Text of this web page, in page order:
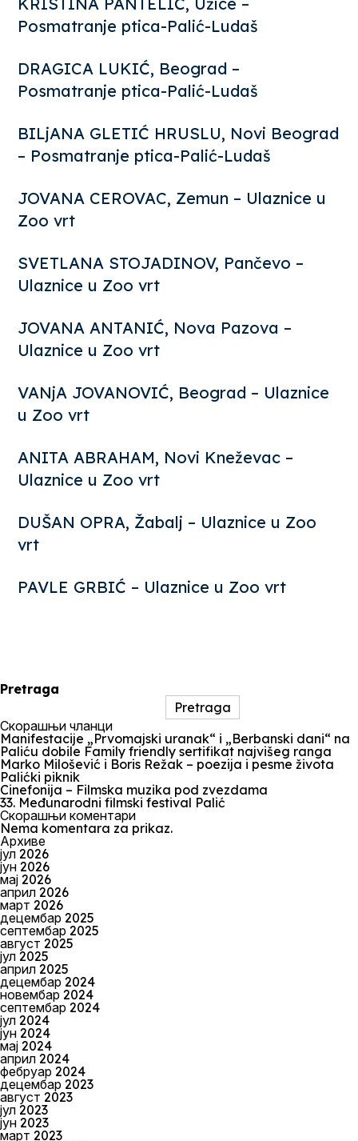
Posmatranje ptica-Palić-Ludaš
DRAGICA LUKIĆ, Beograd –
Posmatranje ptica-Palić-Ludaš
BILjANA GLETIĆ HRUSLU, Novi Beograd
– Posmatranje ptica-Palić-Ludaš
JOVANA CEROVAC, Zemun – Ulaznice u
Zoo vrt
SVETLANA STOJADINOV, Pančevo –
Ulaznice u Zoo vrt
JOVANA ANTANIĆ, Nova Pazova –
Ulaznice u Zoo vrt
VANjA JOVANOVIĆ, Beograd – Ulaznice
u Zoo vrt
ANITA ABRAHAM, Novi Kneževac –
Ulaznice u Zoo vrt
DUŠAN OPRA, Žabalj – Ulaznice u Zoo
vrt
PAVLE GRBIĆ – Ulaznice u Zoo vrt
Pretraga
Pretraga
Скорашњи чланци
Manifestacije „Prvomajski uranak“ i „Berbanski dani“ na
Paliću dobile Family friendly sertifikat najvišeg ranga
Marko Milošević i Boris Režak – poezija i pesme života
Palićki piknik
Cinefonija – Filmska muzika pod zvezdama
33. Međunarodni filmski festival Palić
Скорашњи коментари
Nema komentara za prikaz.
Архиве
јул 2026
јун 2026
мај 2026
април 2026
март 2026
децембар 2025
септембар 2025
август 2025
јул 2025
април 2025
децембар 2024
новембар 2024
септембар 2024
јул 2024
јун 2024
мај 2024
април 2024
фебруар 2024
децембар 2023
август 2023
јул 2023
јун 2023
март 2023